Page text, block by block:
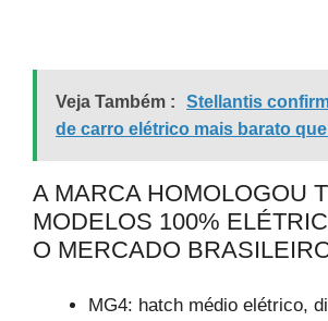
Veja Também :
Stellantis
de carro elétrico mais barato
A MARCA HOMOLOGOU
MODELOS 100%
O MERCADO
MG4: hatch médio elétrico,